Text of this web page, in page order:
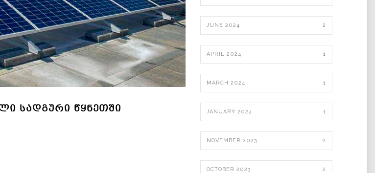
ᲡᲐᲓᲒᲣᲠᲘ ᲬᲧᲜᲔᲗᲨᲘ
JUNE 2024 2
APRIL 2024 1
MARCH 2024 1
JANUARY 2024 1
NOVEMBER 2023 2
OCTOBER 2023 2